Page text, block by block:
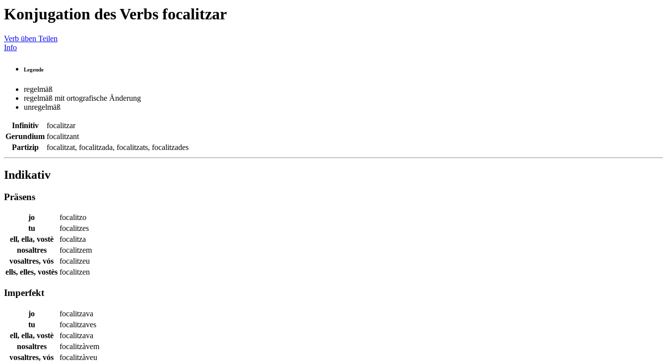
Konjugation des Verbs focalitzar
Verb üben Teilen
Info
Legende
regelmäß
regelmäß mit ortografische Änderung
unregelmäß
Infinitiv
focalitzar
Gerundium focalitzant
Partizip
focalitzat, focalitzada, focalitzats, focalitzades
Indikativ
Präsens
jo
focalitzo
tu
focalitzes
ell, ella, vostè
focalitza
nosaltres
focalitzem
vosaltres, vós
focalitzeu
ells, elles, vostès focalitzen
Imperfekt
jo
focalitzava
tu
focalitzaves
ell, ella, vostè
focalitzava
nosaltres
focalitzàvem
vosaltres, vós
focalitzàveu